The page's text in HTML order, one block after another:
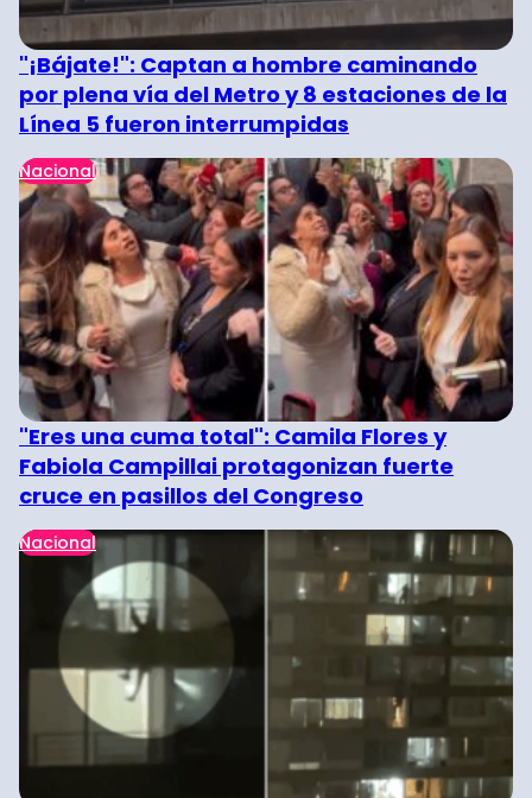
"¡Bájate!": Captan a hombre caminando
por plena vía del Metro y 8 estaciones de la
Línea 5 fueron interrumpidas
Nacional
"Eres una cuma total": Camila Flores y
Fabiola Campillai protagonizan fuerte
cruce en pasillos del Congreso
Nacional